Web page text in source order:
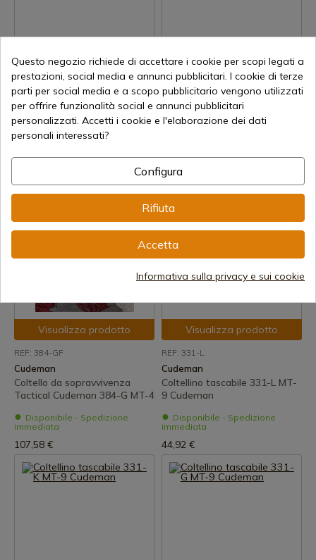
Visualizza prodotto
REF: 386-G
Cudeman
Coltello da marinaio Cudeman
75,47 €
Visualizza prodotto
REF: 384-LF
Cudeman
Disponibile - Spedizione
immediata
95,36 €
Visualizza prodotto
REF: 384-GF
Cudeman
Coltello da sopravvivenza
Tactical Cudeman 384-G MT-4
Disponibile - Spedizione
immediata
107,58 €
Visualizza prodotto
REF: 331-L
Cudeman
Coltellino tascabile 331-L MT-
9 Cudeman
Disponibile - Spedizione
immediata
44,92 €
Questo negozio richiede di accettare i cookie per scopi legati a
prestazioni, social media e annunci pubblicitari. I cookie di terze
parti per social media e a scopo pubblicitario vengono utilizzati
per offrire funzionalità social e annunci pubblicitari
personalizzati. Accetti i cookie e l'elaborazione dei dati
personali interessati?
Configura
Rifiuta
Accetta
Informativa sulla privacy e sui cookie